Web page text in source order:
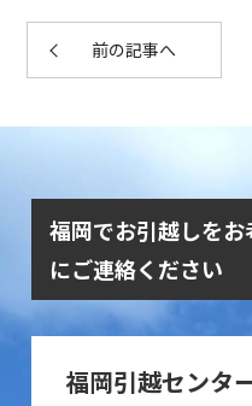
前の記事へ
福岡でお引越しを
にご連絡ください
福岡引越センタ